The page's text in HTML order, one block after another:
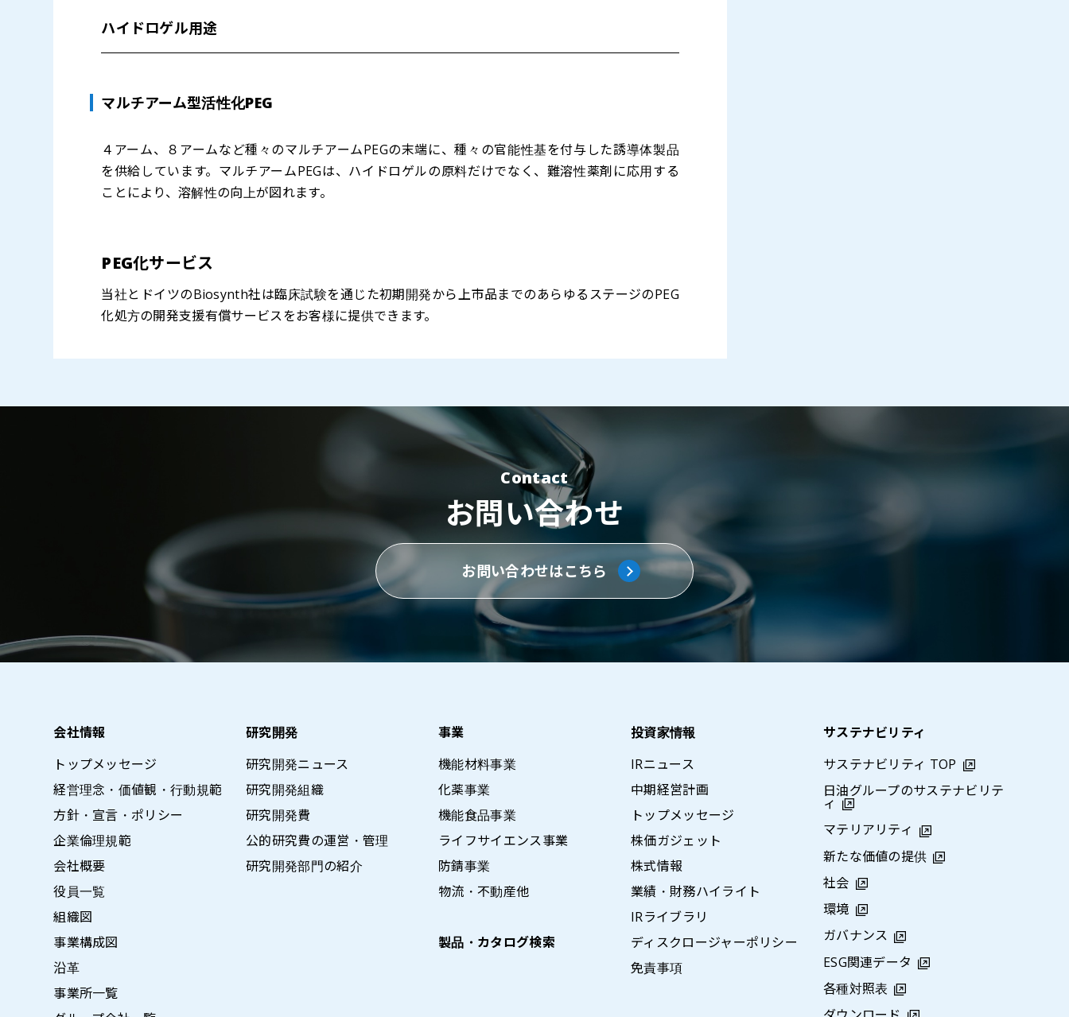
ハイドロゲル用途
マルチアーム型活性化PEG
４アーム、８アームなど種々のマルチアームPEGの末端に、種々の官能性基を付与した誘導体製品
を供給しています。マルチアームPEGは、ハイドロゲルの原料だけでなく、難溶性薬剤に応用する
ことにより、溶解性の向上が図れます。
PEG化サービス
当社とドイツのBiosynth社は臨床試験を通じた初期開発から上市品までのあらゆるステージのPEG
化処方の開発支援有償サービスをお客様に提供できます。
Contact
お問い合わせ
お問い合わせはこちら
会社情報
トップメッセージ
経営理念・価値観・行動規範
方針・宣言・ポリシー
企業倫理規範
会社概要
役員一覧
組織図
事業構成図
沿革
事業所一覧
研究開発
研究開発ニュース
研究開発組織
研究開発費
公的研究費の運営・管理
研究開発部門の紹介
事業
機能材料事業
化薬事業
機能食品事業
ライフサイエンス事業
防錆事業
物流・不動産他
製品・カタログ検索
投資家情報
IRニュース
中期経営計画
トップメッセージ
株価ガジェット
株式情報
業績・財務ハイライト
IRライブラリ
ディスクロージャーポリシー
免責事項
サステナビリティ
サステナビリティ TOP
日油グループのサステナビリテ
ィ
マテリアリティ
新たな価値の提供
社会
環境
ガバナンス
ESG関連データ
各種対照表